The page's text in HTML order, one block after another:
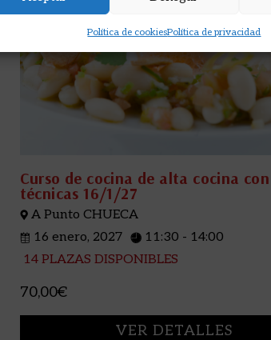
Política de cookiesPolítica de privacidad
Curso de cocina de alta cocina
técnicas 16/1/27
A Punto CHUECA
16 enero, 2027
11:30 - 14:00
14 PLAZAS DISPONIBLES
70,00€
VER DETALLES